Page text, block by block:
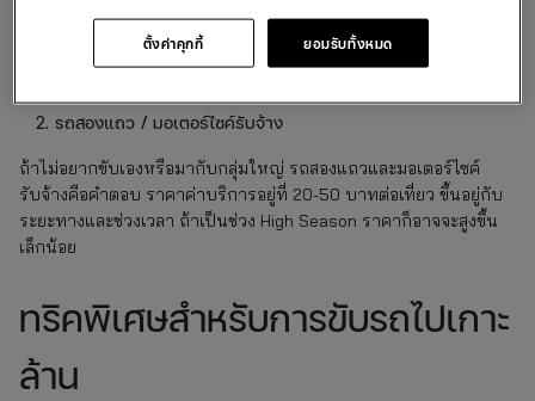
แบบรายวัน 200-300 บาท (ถ้า 24 ชั่วโมงจะอยู่ที่ 400 บาท) หรือถ้า
ไม่อยากขับนาน ก็มีแบบรายชั่วโมง 100 บาท น้ำมันรวมในราคาแล้ว
ขับสบาย ๆ ชมวิวรอบเกาะได้เลย
รถสองแถว / มอเตอร์ไซค์รับจ้าง
ถ้าไม่อยากขับเองหรือมากับกลุ่มใหญ่ รถสองแถวและมอเตอร์ไซค์
รับจ้างคือคำตอบ ราคาค่าบริการอยู่ที่ 20-50 บาทต่อเที่ยว ขึ้นอยู่กับ
ระยะทางและช่วงเวลา ถ้าเป็นช่วง High Season ราคาก็อาจจะสูงขึ้น
เล็กน้อย
ทริคพิเศษสำหรับการขับรถไปเกาะ
ล้าน
ยอมรับทั้งหมด
ตั้งค่าคุกกี้